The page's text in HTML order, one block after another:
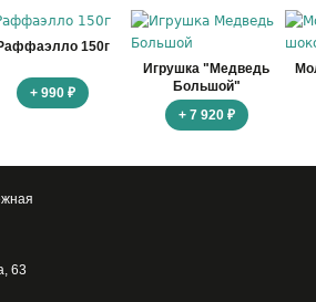
150г
+ 990 ₽
Игрушка "Медведь
Большой"
+ 7 920 ₽
63